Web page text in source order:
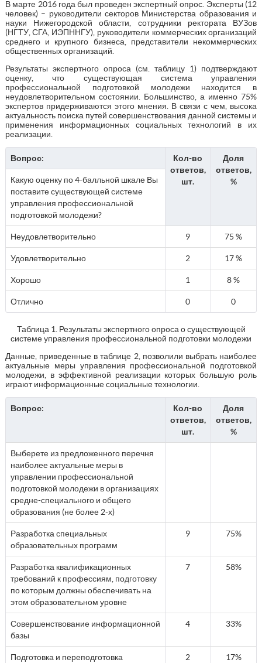
В марте 2016 года был проведен экспертный опрос. Эксперты (12
человек) – руководители секторов Министерства образования и
науки Нижегородской области, сотрудники ректората ВУЗов
(НГТУ, СГА, ИЭПННГУ), руководители коммерческих организаций
среднего и крупного бизнеса, представители некоммерческих
общественных организаций.
Результаты экспертного опроса (см. таблицу 1) подтверждают
оценку, что существующая система управления
профессиональной подготовкой молодежи находится в
неудовлетворительном состоянии. Большинство, а именно 75%
экспертов придерживаются этого мнения. В связи с чем, высока
актуальность поиска путей совершенствования данной системы и
применения информационных социальных технологий в их
реализации.
Вопрос:
Кол-во
ответов,
шт.
Доля
ответов,
%
Какую оценку по 4-балльной шкале Вы
поставите существующей системе
управления профессиональной
подготовкой молодежи?
Неудовлетворительно 9 75 %
Удовлетворительно 2 17 %
Хорошо 1 8 %
Отлично 0 0
Таблица 1. Результаты экспертного опроса о существующей
системе управления профессиональной подготовки молодежи
Данные, приведенные в таблице 2, позволили выбрать наиболее
актуальные меры управления профессиональной подготовкой
молодежи, в эффективной реализации которых большую роль
играют информационные социальные технологии.
Вопрос:
Кол-во
ответов,
шт.
Доля
ответов,
%
Выберете из предложенного перечня
наиболее актуальные меры в
управлении профессиональной
подготовкой молодежи в организациях
средне-специального и общего
образования (не более 2-х)
Разработка специальных
образовательных программ
9 75%
Разработка квалификационных
требований к профессиям, подготовку
по которым должны обеспечивать на
этом образовательном уровне
7 58%
Совершенствование информационной
базы
4 33%
Подготовка и переподготовка
2 17%